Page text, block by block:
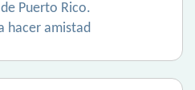
Puerto Rico.
hacer amistad